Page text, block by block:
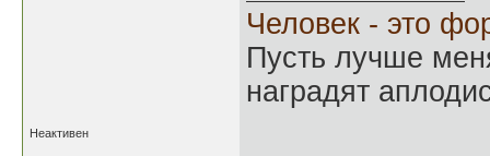
Человек - это
Пусть лучше
наградят
Неактивен